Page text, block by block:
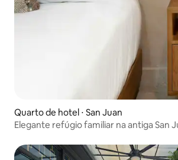
Quarto de hotel ⋅ San Juan
Elegante refúgio familiar na antiga San